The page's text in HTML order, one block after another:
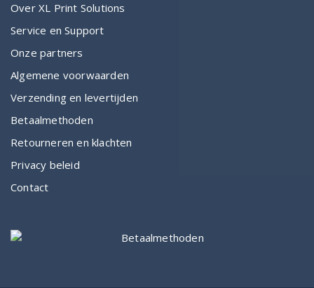
Over XL Print Solutions
Service en Support
Onze partners
Algemene voorwaarden
Verzending en levertijden
Betaalmethoden
Retourneren en klachten
Privacy beleid
Contact